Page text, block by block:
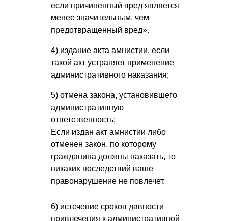
если причиненный вред является
менее значительным, чем
предотвращенный вред».
4) издание акта амнистии, если
такой акт устраняет применение
административного наказания;
5) отмена закона, установившего
административную
ответственность;
Если издан акт амнистии либо
отменен закон, по которому
гражданина должны наказать, то
никаких последствий ваше
правонарушение не повлечет.
6) истечение сроков давности
привлечения к административной